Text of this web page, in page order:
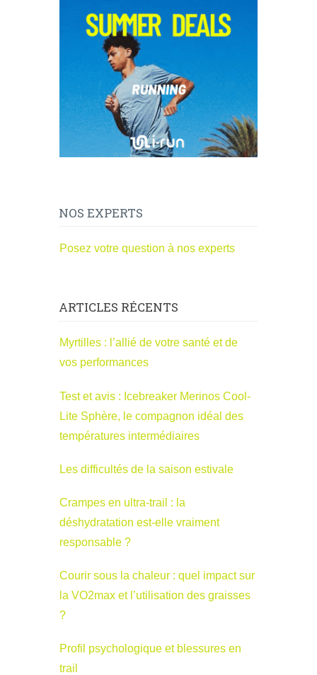
NOS EXPERTS
Posez votre question à nos experts
ARTICLES RÉCENTS
Myrtilles : l’allié de votre santé et de
vos performances
Test et avis : Icebreaker Merinos Cool-
Lite Sphère, le compagnon idéal des
températures intermédiaires
Les difficultés de la saison estivale
Crampes en ultra-trail : la
déshydratation est-elle vraiment
responsable ?
Courir sous la chaleur : quel impact sur
la VO2max et l’utilisation des graisses
?
Profil psychologique et blessures en
trail